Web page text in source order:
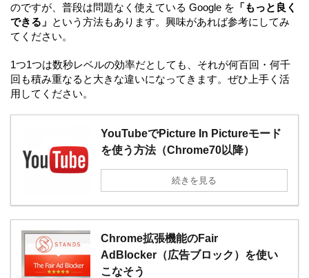
のですが、普段は問題なく使えている Google を 「もっと良く
できる」 という方法もあります。興味があれば参考にしてみ
てください。
1つ1つは数秒レベルの効率だとしても、それが何百回・何千
回も積み重なると大きな違いになってきます。ぜひ上手く活
用してください。
YouTubeでPicture In Pictureモード
を使う方法（Chrome70以降）
続きを見る
Chrome拡張機能のFair
AdBlocker（広告ブロック）を使い
こなそう